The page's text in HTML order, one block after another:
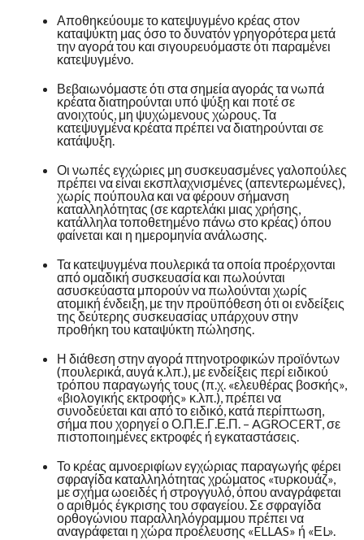
Αποθηκεύουμε το κατεψυγμένο κρέας στον
καταψύκτη μας όσο το δυνατόν γρηγορότερα μετά
την αγορά του και σιγουρευόμαστε ότι παραμένει
κατεψυγμένο.
Βεβαιωνόμαστε ότι στα σημεία αγοράς τα νωπά
κρέατα διατηρούνται υπό ψύξη και ποτέ σε
ανοιχτούς, μη ψυχώμενους χώρους. Τα
κατεψυγμένα κρέατα πρέπει να διατηρούνται σε
κατάψυξη.
Οι νωπές εγχώριες μη συσκευασμένες γαλοπούλες
πρέπει να είναι εκσπλαχνισμένες (απεντερωμένες),
χωρίς πούπουλα και να φέρουν σήμανση
καταλληλότητας (σε καρτελάκι μιας χρήσης,
κατάλληλα τοποθετημένο πάνω στο κρέας) όπου
φαίνεται και η ημερομηνία ανάλωσης.
Τα κατεψυγμένα πουλερικά τα οποία προέρχονται
από ομαδική συσκευασία και πωλούνται
ασυσκεύαστα μπορούν να πωλούνται χωρίς
ατομική ένδειξη, με την προϋπόθεση ότι οι ενδείξεις
της δεύτερης συσκευασίας υπάρχουν στην
προθήκη του καταψύκτη πώλησης.
Η διάθεση στην αγορά πτηνοτροφικών προϊόντων
(πουλερικά, αυγά κ.λπ.), με ενδείξεις περί ειδικού
τρόπου παραγωγής τους (π.χ. «ελευθέρας βοσκής»,
«βιολογικής εκτροφής» κ.λπ.), πρέπει να
συνοδεύεται και από το ειδικό, κατά περίπτωση,
σήμα που χορηγεί ο Ο.Π.Ε.Γ.Ε.Π. – AGROCERT, σε
πιστοποιημένες εκτροφές ή εγκαταστάσεις.
Το κρέας αμνοεριφίων εγχώριας παραγωγής φέρει
σφραγίδα καταλληλότητας χρώματος «τυρκουάζ»,
με σχήμα ωοειδές ή στρογγυλό, όπου αναγράφεται
ο αριθμός έγκρισης του σφαγείου. Σε σφραγίδα
ορθογώνιου παραλληλόγραμμου πρέπει να
αναγράφεται η χώρα προέλευσης «ELLAS» ή «ΕL».